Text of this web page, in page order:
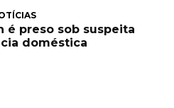
é preso sob suspeita
doméstica